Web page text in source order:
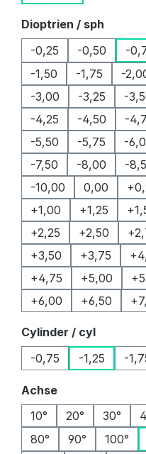
Dioptrien / sph
-0,25
-0,50 -
-1,50
-1,75 -
-3,00
-3,25 -
-4,25
-4,50 -
-5,50
-5,75 -
-7,50
-8,00 -
-10,00
0,00
+1,00
+1,25
+2,25
+2,50
+3,50
+3,75
+4,75
+5,00
+6,00
+6,50
Cylinder / cyl
-0,75
-1,25 -
Achseauswählen
10°
20° 30°
80°
90° 100°